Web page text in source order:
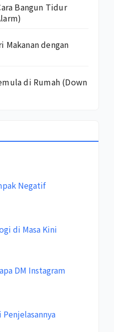
Bangun Tidur
Makanan dengan
di Rumah (Down
Negatif
di Masa Kini
DM Instagram